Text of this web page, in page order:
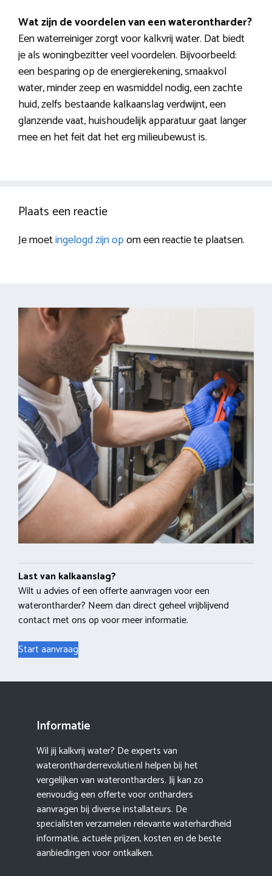
Wat zijn de voordelen van een waterontharder?
Een waterreiniger zorgt voor kalkvrij water. Dat biedt
je als woningbezitter veel voordelen. Bijvoorbeeld:
een besparing op de energierekening, smaakvol
water, minder zeep en wasmiddel nodig, een zachte
huid, zelfs bestaande kalkaanslag verdwijnt, een
glanzende vaat, huishoudelijk apparatuur gaat langer
mee en het feit dat het erg milieubewust is.
Plaats een reactie
Je moetingelogd zijn opom een reactie te plaatsen.
Last van kalkaanslag?
Wilt u advies of een offerte aanvragen voor een
waterontharder? Neem dan direct geheel vrijblijvend
contact met ons op voor meer informatie.
Start aanvraag
Informatie
Wil jij kalkvrij water? De experts van
waterontharderrevolutie.nl helpen bij het
vergelijken van waterontharders. Jij kan zo
eenvoudig een offerte voor ontharders
aanvragen bij diverse installateurs. De
specialisten verzamelen relevante waterhardheid
informatie, actuele prijzen, kosten en de beste
aanbiedingen voor ontkalken.